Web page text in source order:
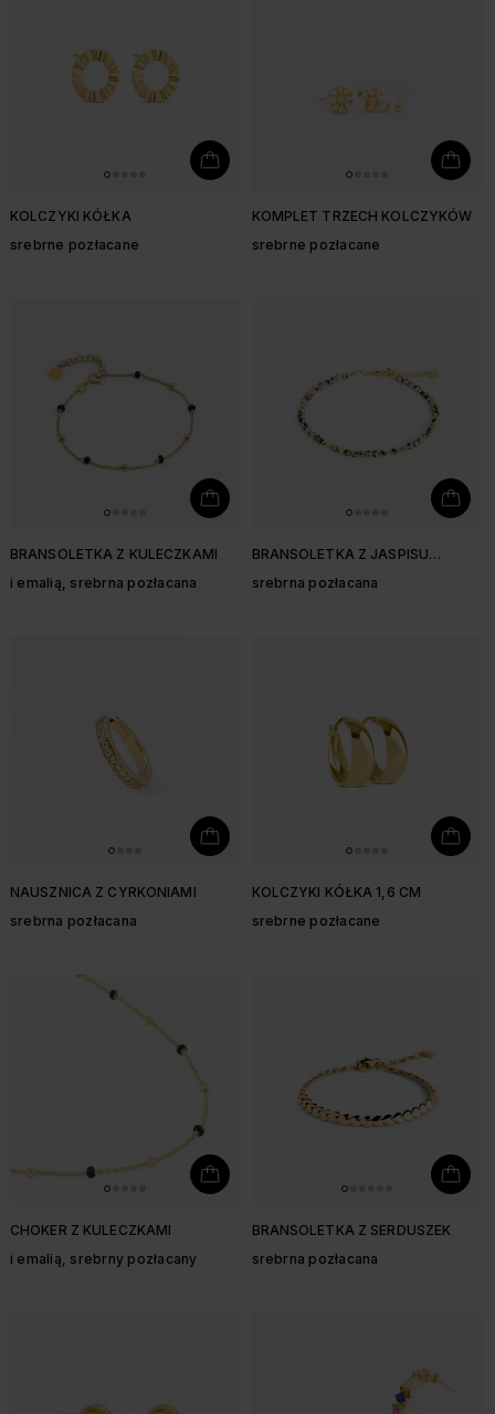
KOLCZYKI KÓŁKA
srebrne pozłacane
KOMPLET TRZECH KOLCZYKÓW
srebrne pozłacane
BRANSOLETKA Z KULECZKAMI
i emalią, srebrna pozłacana
BRANSOLETKA Z JASPISU
srebrna pozłacana
NAUSZNICA Z CYRKONIAMI
srebrna pozłacana
KOLCZYKI KÓŁKA 1,6 CM
srebrne pozłacane
CHOKER Z KULECZKAMI
i emalią, srebrny pozłacany
BRANSOLETKA Z SERDUSZEK
srebrna pozłacana